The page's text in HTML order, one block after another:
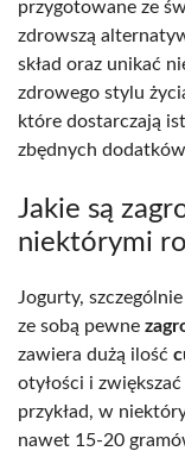
przygotowane ze
zdrowszą
skład oraz unikać
zdrowego stylu
które dostarczają
zbędnych
Jakie są
niektórymi
Jogurty,
ze sobą pewne
zawiera dużą ilość
otyłości i
przykład, w
nawet 15-20